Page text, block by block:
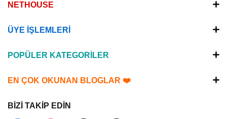
NETHOUSE
ÜYE İŞLEMLERİ
POPÜLER KATEGORİLER
EN ÇOK OKUNAN BLOGLAR ❤️
BİZİ TAKİP EDİN